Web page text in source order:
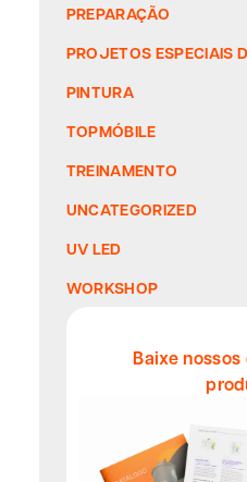
PREPARAÇÃO
PROJETOS ESPECIAIS
PINTURA
TOPMÓBILE
TREINAMENTO
UNCATEGORIZED
UV LED
WORKSHOP
Baixe